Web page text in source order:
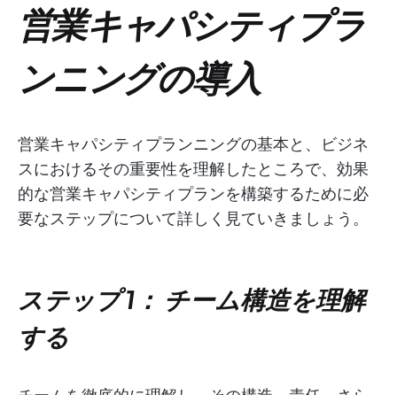
営業キャパシティプラ
ンニングの導入
営業キャパシティプランニングの基本と、ビジネ
スにおけるその重要性を理解したところで、効果
的な営業キャパシティプランを構築するために必
要なステップについて詳しく見ていきましょう。
ステップ 1： チーム構造を理解
する